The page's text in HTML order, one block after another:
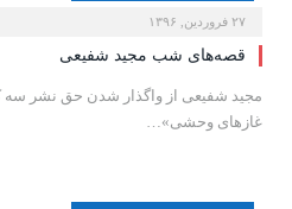
۲۷ فروردین, ۱۳۹۶
قصه‌هاى شب مجید شفیعى
مجید شفیعی از واگذار شدن حق نشر سه
غازهای وحشی»…